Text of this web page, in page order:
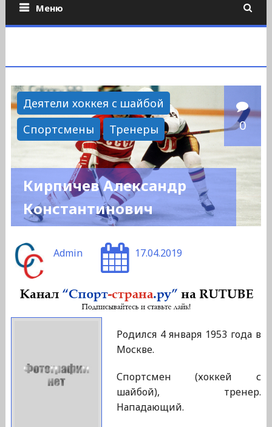
Меню
Деятели хоккея с шайбой
Спортсмены
Тренеры 0
Кирпичев Александр
Константинович
Admin 17.04.2019
Родился 4 января 1953 года в
Москве.
Спортсмен (хоккей с
шайбой), тренер.
Нападающий.